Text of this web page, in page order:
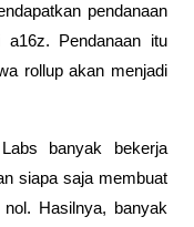
pendanaan
Pendanaan itu
rollup akan menjadi
banyak bekerja
siapa saja membuat
Hasilnya, banyak